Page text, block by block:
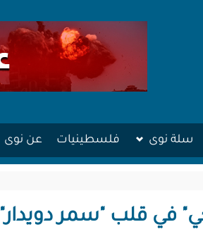
سلة نوى فلسطينيات عن نوى
في قلب "سمر دويدار"